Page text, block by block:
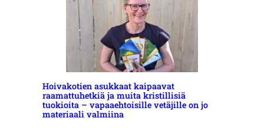
Hoivakotien asukkaat kaipaavat
raamattuhetkiä ja muita kristillisiä
tuokioita – vapaaehtoisille vetäjille on jo
materiaali valmiina